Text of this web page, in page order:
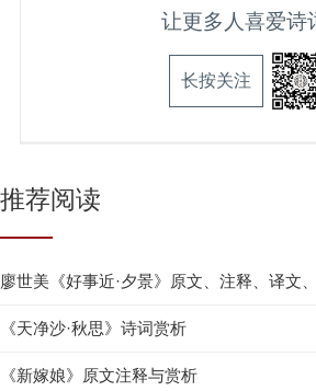
让更多人喜爱诗
长按关注
推荐阅读
廖世美《好事近·夕景》原文、注释、译文
《天净沙·秋思》诗词赏析
《新嫁娘》原文注释与赏析